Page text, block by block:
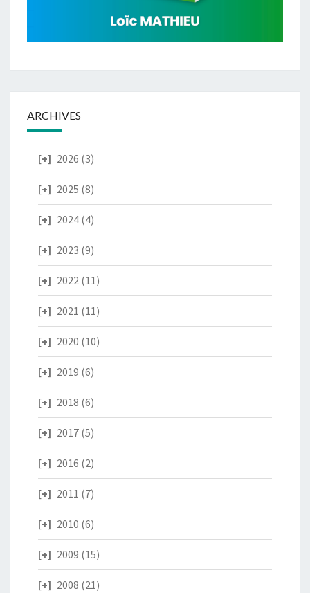
ARCHIVES
2026 (3)
2025 (8)
2024 (4)
2023 (9)
2022 (11)
2021 (11)
2020 (10)
2019 (6)
2018 (6)
2017 (5)
2016 (2)
2011 (7)
2010 (6)
2009 (15)
2008 (21)